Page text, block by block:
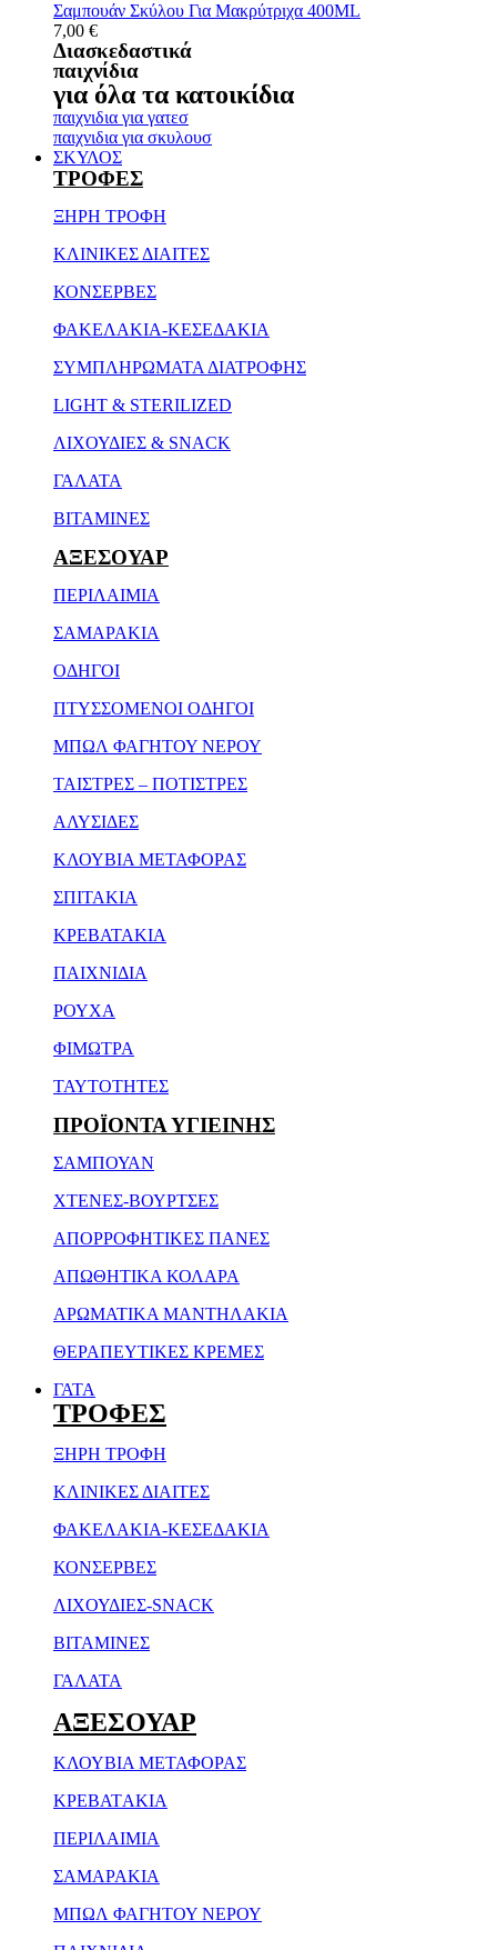
Σαμπουάν Σκύλου Για Μακρύτριχα 400ML
7,00 €
Διασκεδαστικά
παιχνίδια
για όλα τα κατοικίδια
παιχνιδια για γατεσ
παιχνιδια για σκυλουσ
ΣΚΥΛΟΣ
ΤΡΟΦΕΣ
ΞΗΡΗ ΤΡΟΦΗ
ΚΛΙΝΙΚΕΣ ΔΙΑΙΤΕΣ
ΚΟΝΣΕΡΒΕΣ
ΦΑΚΕΛΑΚΙΑ-ΚΕΣΕΔΑΚΙΑ
ΣΥΜΠΛΗΡΩΜΑΤΑ ΔΙΑΤΡΟΦΗΣ
LIGHT & STERILIZED
ΛΙΧΟΥΔΙΕΣ & SNACK
ΓΑΛΑΤΑ
ΒΙΤΑΜΙΝΕΣ
ΑΞΕΣΟΥΑΡ
ΠΕΡΙΛΑΙΜΙΑ
ΣΑΜΑΡΑΚΙΑ
ΟΔΗΓΟΙ
ΠΤΥΣΣΟΜΕΝΟΙ ΟΔΗΓΟΙ
ΜΠΩΛ ΦΑΓΗΤΟΥ ΝΕΡΟΥ
ΤΑΙΣΤΡΕΣ – ΠΟΤΙΣΤΡΕΣ
ΑΛΥΣΙΔΕΣ
ΚΛΟΥΒΙΑ ΜΕΤΑΦΟΡΑΣ
ΣΠΙΤΑΚΙΑ
ΚΡΕΒΑΤΑΚΙΑ
ΠΑΙΧΝΙΔΙΑ
ΡΟΥΧΑ
ΦΙΜΩΤΡΑ
ΤΑΥΤΟΤΗΤΕΣ
ΠΡΟΪΟΝΤΑ ΥΓΙΕΙΝΗΣ
ΣΑΜΠΟΥΑΝ
ΧΤΕΝΕΣ-ΒΟΥΡΤΣΕΣ
ΑΠΟΡΡΟΦΗΤΙΚΕΣ ΠΑΝΕΣ
ΑΠΩΘΗΤΙΚΑ ΚΟΛΑΡΑ
ΑΡΩΜΑΤΙΚΑ ΜΑΝΤΗΛΑΚΙΑ
ΘΕΡΑΠΕΥΤΙΚΕΣ ΚΡΕΜΕΣ
ΓΑΤΑ
ΤΡΟΦΕΣ
ΞΗΡH ΤΡΟΦH
ΚΛΙΝΙΚΕΣ ΔΙΑΙΤΕΣ
ΦΑΚΕΛΑΚΙΑ-ΚΕΣΕΔΑΚΙΑ
ΚΟΝΣΕΡΒΕΣ
ΛΙΧΟΥΔΙΕΣ-SNACK
ΒΙΤΑΜΙΝΕΣ
ΓΑΛΑΤΑ
ΑΞΕΣΟΥΑΡ
ΚΛΟΥΒΙΑ ΜΕΤΑΦΟΡΑΣ
ΚΡΕΒΑΤAKIA
ΠΕΡΙΛΑΙΜΙΑ
ΣΑΜΑΡΑΚΙΑ
ΜΠΩΛ ΦΑΓΗΤΟΥ NEΡΟΥ